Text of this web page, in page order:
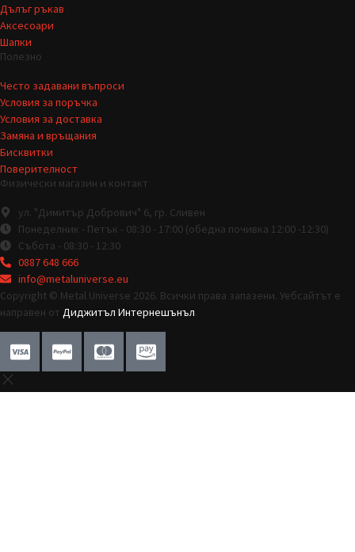
Дълъг ръкав
Аксесоари
Шапки
Полезно
Често задавани въпроси
Условия за поръчка
Условия за доставка
Замяна и връщания
Бисквитки
Поверителност
Физически магазин и контакт
ул. "Димитър Добрович" 6, гр. Сливен
Понеделник - Петък - 08:30 - 17:00 (обедна почивка 12:00 -12:30)
Събота - 08:30 - 12:30
0887 648 666
info@metaluniverse.eu
Copyright © Metal Universe 2026. Всички права запазени. Уебсайтът е
направен от Диджитъл Интернешънъл.